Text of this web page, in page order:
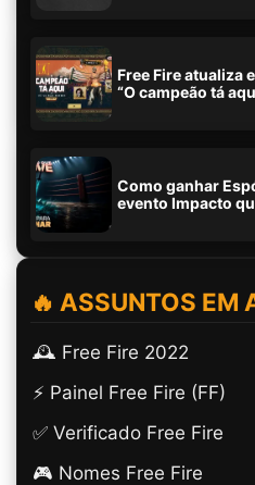
Free Fire atualiza
“O campeão tá
Como ganhar
evento Impacto
🔥 ASSUNTOS EM
🕰️ Free Fire 2022
⚡ Painel Free Fire (FF)
✅ Verificado Free Fire
🎮 Nomes Free Fire